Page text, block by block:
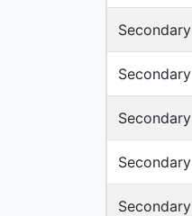
Secondary
Secondary
Secondary
Secondary
Secondary